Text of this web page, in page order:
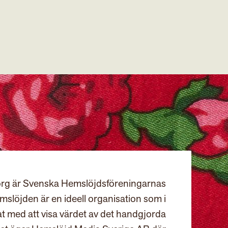
är Svenska Hemslöjdsföreningarnas
är en ideell organisation som i
med att visa värdet av det handgjorda